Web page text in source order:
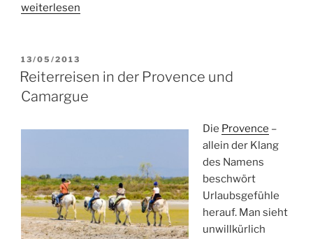
„Die
im
Keltenland:
Die
„Auberge
de
Peyrebeille)
bei
Aubenas“
weiterlesen
VERÖFFENTLICHT
AM
13/05/2013
Reiterreisen in der Provence und
Camargue
Die Provence –
allein der Klang
des Namens
beschwört
Urlaubsgefühle
herauf. Man sieht
unwillkürlich